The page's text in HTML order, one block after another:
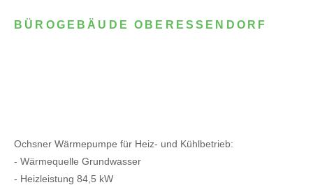
BÜROGEBÄUDE OBERESSENDORF
Ochsner Wärmepumpe für Heiz- und Kühlbetrieb:
- Wärmequelle Grundwasser
- Heizleistung 84,5 kW